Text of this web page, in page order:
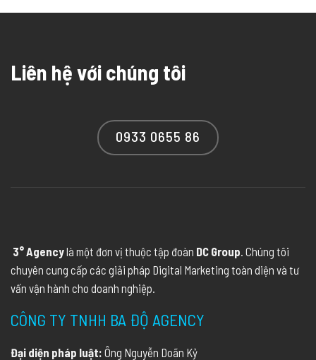
Liên hệ với chúng tôi
0933 0655 86
3° Agencylà một đơn vị thuộc tập đoàn DC Group . Chúng tôi
chuyên cung cấp các giải pháp Digital Marketing toàn diện và tư
vấn vận hành cho doanh nghiệp.
CÔNG TY TNHH BA ĐỘ AGENCY
Đại diện pháp luật: Ông Nguyễn Doãn Kỷ